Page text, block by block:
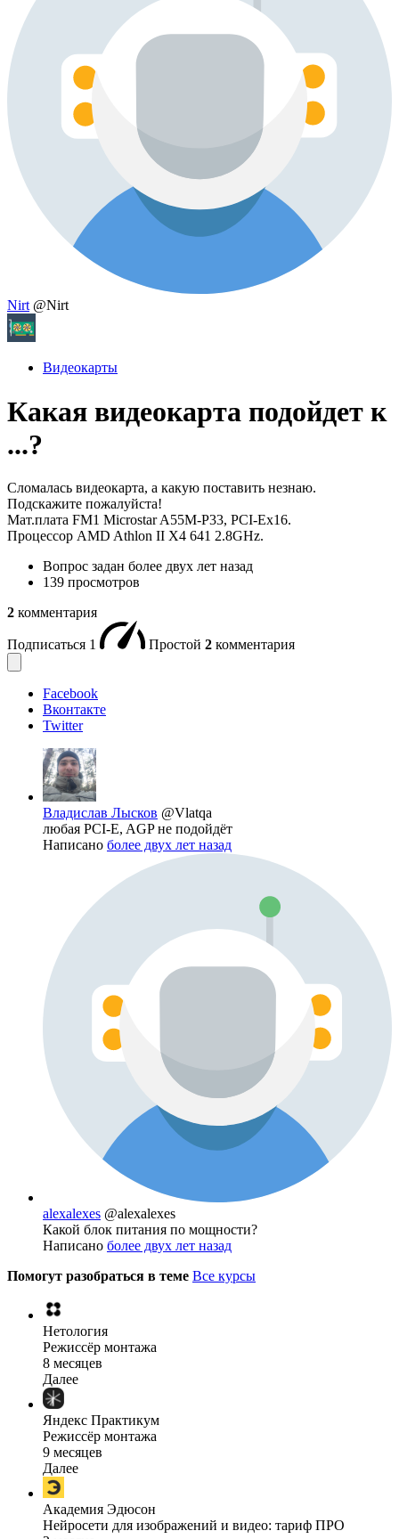
Nirt @Nirt
Видеокарты
Какая видеокарта подойдет к
...?
Сломалась видеокарта, а какую поставить незнаю.
Подскажите пожалуйста!
Мат.плата FM1 Microstar A55M-P33, PCI-Ex16.
Процессор AMD Athlon II X4 641 2.8GHz.
Вопрос задан более двух лет назад
139 просмотров
2 комментария
Подписаться 1 Простой 2 комментария
Facebook
Вконтакте
Twitter
Владислав Лысков @Vlatqa
любая PCI-E, AGP не подойдёт
Написано более двух лет назад
alexalexes @alexalexes
Какой блок питания по мощности?
Написано более двух лет назад
Помогут разобраться в теме Все курсы
Нетология
Режиссёр монтажа
8 месяцев
Далее
Яндекс Практикум
Режиссёр монтажа
9 месяцев
Далее
Академия Эдюсон
Нейросети для изображений и видео: тариф ПРО